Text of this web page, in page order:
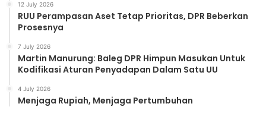
12 July 2026
RUU Perampasan Aset Tetap Prioritas, DPR Beberkan
Prosesnya
7 July 2026
Martin Manurung: Baleg DPR Himpun Masukan Untuk
Kodifikasi Aturan Penyadapan Dalam Satu UU
4 July 2026
Menjaga Rupiah, Menjaga Pertumbuhan